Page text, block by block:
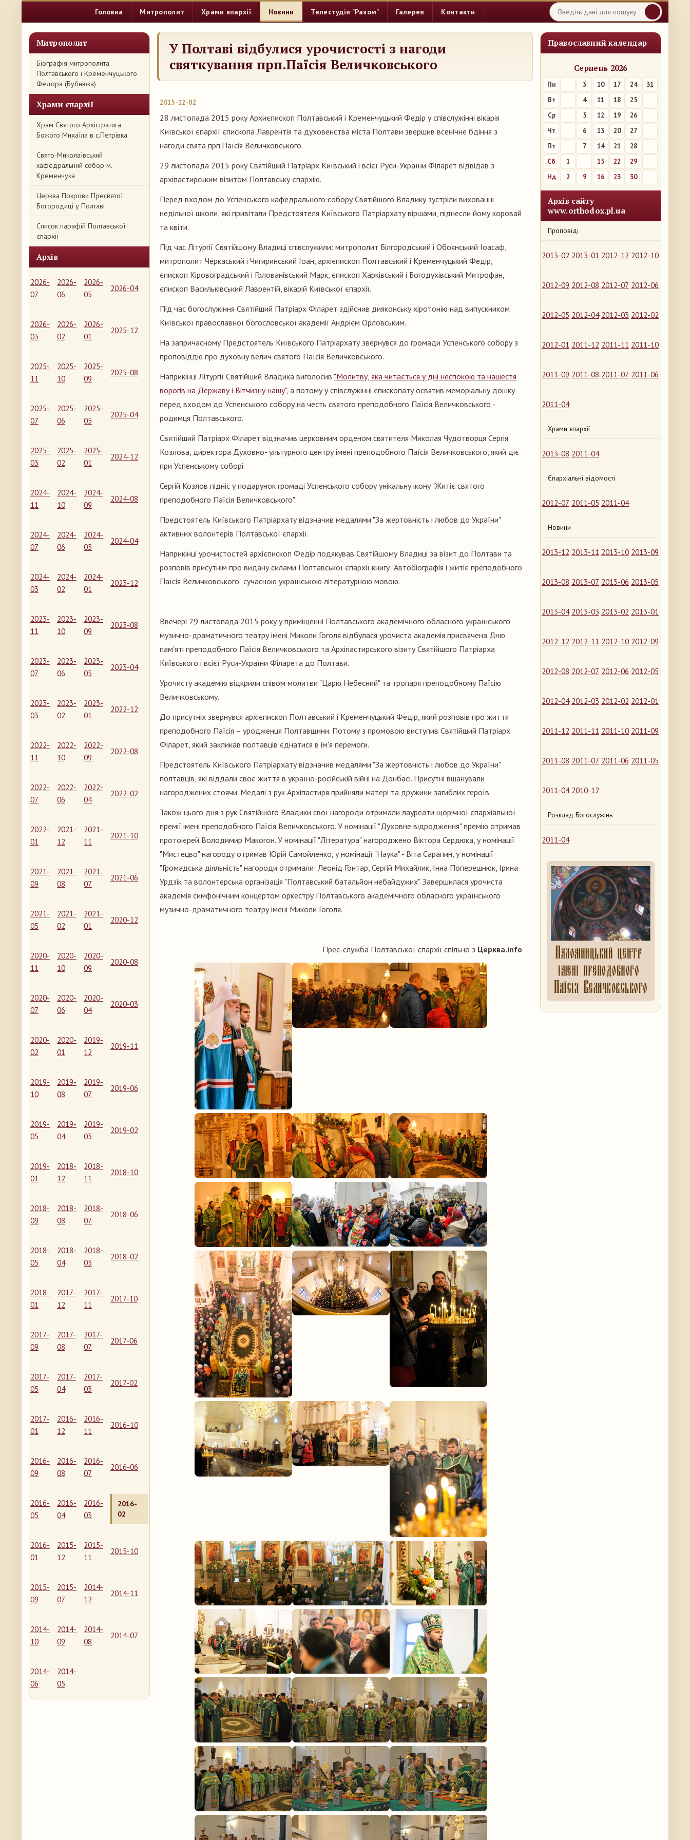
Головна Митрополит Храми єпархії Новини Телестудія "Разом" Галерея Контакти
Митрополит
Біографія митрополита
Полтавського і Кременчуцького
Федора (Бубнюка)
Храми єпархії
Храм Святого Архістратига
Божого Михаїла в с.Петрівка
Свято-Миколаївський
кафедральний собор м.
Кременчука
Церква Покрови Пресвятої
Богородиці у Полтаві
Список парафій Полтавської
єпархії
Архів
2026-
07
2026-
06
2026-
05
2026-04
2026-
03
2026-
02
2026-
01
2025-12
2025-
11
2025-
10
2025-
09
2025-08
2025-
07
2025-
06
2025-
05
2025-04
2025-
03
2025-
02
2025-
01
2024-12
2024-
11
2024-
10
2024-
09
2024-08
2024-
07
2024-
06
2024-
05
2024-04
2024-
03
2024-
02
2024-
01
2023-12
2023-
11
2023-
10
2023-
09
2023-08
2023-
07
2023-
06
2023-
05
2023-04
2023-
03
2023-
02
2023-
01
2022-12
2022-
11
2022-
10
2022-
09
2022-08
2022-
07
2022-
06
2022-
04
2022-02
2022-
01
2021-
12
2021-
11
2021-10
2021-
09
2021-
08
2021-
07
2021-06
2021-
05
2021-
02
2021-
01
2020-12
2020-
11
2020-
10
2020-
09
2020-08
2020-
07
2020-
06
2020-
04
2020-03
2020-
02
2020-
01
2019-
12
2019-11
2019-
10
2019-
08
2019-
07
2019-06
2019-
05
2019-
04
2019-
03
2019-02
2019-
01
2018-
12
2018-
11
2018-10
2018-
09
2018-
08
2018-
07
2018-06
2018-
05
2018-
04
2018-
03
2018-02
2018-
01
2017-
12
2017-
11
2017-10
2017-
09
2017-
08
2017-
07
2017-06
2017-
05
2017-
04
2017-
03
2017-02
2017-
01
2016-
12
2016-
11
2016-10
2016-
09
2016-
08
2016-
07
2016-06
2016-
05
2016-
04
2016-
03
2016-
02
2016-
01
2015-
12
2015-
11
2015-10
2015-
09
2015-
07
2014-
12
2014-11
2014-
10
2014-
09
2014-
08
2014-07
2014-
06
2014-
05
Православний календар
Серпень 2026
Пн 3 10 17 24
31
Вт
4 11 18
25
Ср
5 12 19
26
Чт
6 13 20
27
Пт
7 14 21
28
Сб
1 15 22
29
Нд
2 9 16 23 30
Архів сайту
www.orthodox.pl.ua
Проповіді
2013-02 2013-01 2012-12 2012-10
2012-09 2012-08 2012-07 2012-06
2012-05 2012-04 2012-03 2012-02
2012-01 2011-12 2011-11 2011-10
2011-09 2011-08 2011-07 2011-06
2011-04
Храми єпархії
2013-08 2011-04
Єпархіальні відомості
2012-07 2011-05 2011-04
Новини
2013-12 2013-11 2013-10 2013-09
2013-08 2013-07 2013-06 2013-05
2013-04 2013-03 2013-02 2013-01
2012-12 2012-11 2012-10 2012-09
2012-08 2012-07 2012-06 2012-05
2012-04 2012-03 2012-02 2012-01
2011-12 2011-11 2011-10 2011-09
2011-08 2011-07 2011-06 2011-05
2011-04 2010-12
Розклад Богослужінь
2011-04
У Полтаві відбулися урочистості з нагоди
святкування прп.Паїсія Величковського
2015-12-02
28 листопада 2015 року Архиєпископ Полтавський і Кременчуцький Федір у співслужінні вікарія
Київської єпархії єпископа Лаврентія та духовенства міста Полтави звершив всенічне бдіння з
нагоди свята прп.Паїсія Величковського.
29 листопада 2015 року Святійший Патріарх Київський і всієї Руси-України Філарет відвідав з
архіпастирським візитом Полтавську єпархію.
Перед входом до Успенського кафедрального собору Святійшого Владику зустріли вихованці
недільної школи, які привітали Предстоятеля Київського Патріархату віршами, піднесли йому коровай
та квіти.
Під час Літургії Святійшому Владиці співслужили: митрополит Білгородський і Обоянський Іоасаф,
митрополит Черкаський і Чигиринський Іоан, архієпископ Полтавський і Кременчуцький Федір,
єпископ Кіровоградський і Голованівський Марк, єпископ Харківський і Богодухівський Митрофан,
єпископ Васильківський Лаврентій, вікарій Київської єпархії.
Під час богослужіння Святійший Патріарх Філарет здійснив дияконську хіротонію над випускником
Київської православної богословської академії Андрієм Орловським.
На запричасному Предстоятель Київського Патріархату звернувся до громади Успенського собору з
проповіддю про духовну велич святого Паїсія Величковського.
Наприкінці Літургії Святійший Владика виголосив "Молитву, яка читається у дні неспокою та нашестя
ворогів на Державу і Вітчизну нашу", а потому у співслужінні єпископату освятив меморіальну дошку
перед входом до Успенського собору на честь святого преподобного Паїсія Величковського -
родимця Полтавського.
Святійший Патріарх Філарет відзначив церковним орденом святителя Миколая Чудотворця Сергія
Козлова, директора Духовно- ультурного центру імені преподобного Паїсія Величковського, який діє
при Успенському соборі.
Сергій Козлов підніс у подарунок громаді Успенського собору унікальну ікону "Житіє святого
преподобного Паїсія Величковського".
Предстоятель Київського Патріархату відзначив медалями "За жертовність і любов до України"
активних волонтерів Полтавської єпархії.
Наприкінці урочистостей архієпископ Федір подякував Святійшому Владиці за візит до Полтави та
розповів присутнім про видану силами Полтавської єпархії книгу "Автобіографія і житіє преподобного
Паїсія Величковського" сучасною українською літературною мовою.
Ввечері 29 листопада 2015 року у приміщенні Полтавського академічного обласного українського
музично-драматичного театру імені Миколи Гоголя відбулася урочиста академія присвячена Дню
пам'яті преподобного Паїсія Величковського та Архіпастирського візиту Святійшого Патріарха
Київського і всієї Руси-України Філарета до Полтави.
Урочисту академію відкрили співом молитви "Царю Небесний" та тропаря преподобному Паїсію
Величковському.
До присутніх звернувся архієпископ Полтавський і Кременчуцький Федір, який розповів про життя
преподобного Паїсія – уродженця Полтавщини. Потому з промовою виступив Святійший Патріарх
Філарет, який закликав полтавців єднатися в ім'я перемоги.
Предстоятель Київського Патріархату відзначив медалями "За жертовність і любов до України"
полтавців, які віддали своє життя в україно-російській війні на Донбасі. Присутні вшанували
нагороджених стоячи. Медалі з рук Архіпастиря прийняли матері та дружини загиблих героїв.
Також цього дня з рук Святійшого Владики свої нагороди отримали лауреати щорічної єпархіальної
премії імені преподобного Паїсія Величковського. У номінації "Духовне відродження" премію отримав
протоієрей Володимир Макогон. У номінації "Література" нагороджено Віктора Сердюка, у номінації
"Мистецво" нагороду отримав Юрій Самойленко, у номінації "Наука" - Віта Сарапин, у номінації
"Громадська діяльність" нагороди отримали: Леонід Гонтар, Сергій Михайлик, Інна Поперешнюк, Ірина
Урдзік та волонтерська організація "Полтавський батальйон небайдужих". Завершилася урочиста
академія симфонічним концертом оркестру Полтавського академічного обласного українського
музично-драматичного театру імені Миколи Гоголя.
Прес-служба Полтавської єпархії спільно з Церква.info